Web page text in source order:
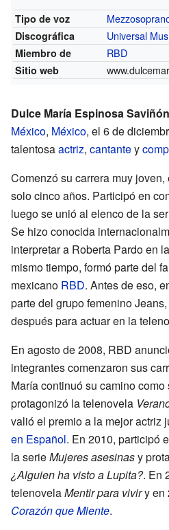
Tipo de voz
Discográfica Universal
Miembro de RBD
Sitio web
Dulce María Espinosa Saviñón
México, México, el 6 de
talentosaactriz, cantantey
Comenzó su carrera muy
solo cinco años. Participó en
luego se unió al elenco de la
Se hizo conocida
interpretar a Roberta Pardo en
mismo tiempo, formó parte del
mexicano RBD. Antes de eso,
parte del grupo femenino
después para actuar en la
En agosto de 2008, RBD
integrantes comenzaron sus
María continuó su camino
protagonizó la telenovela
valió el premio a la mejor actriz
en Español. En 2010, participó
la serieMujeres asesinasy
¿Alguien ha visto a Lupita?. En
telenovelaMentir para viviry en
Corazón que Miente.